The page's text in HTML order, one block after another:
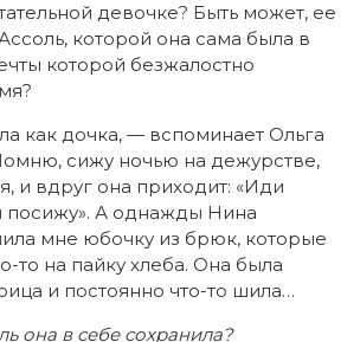
девочке? Быть может, ее
которой она сама была в
которой безжалостно
как дочка, — вспоминает Ольга
сижу ночью на дежурстве,
и вдруг она приходит: «Иди
посижу». А однажды Нина
мне юбочку из брюк, которые
то на пайку хлеба. Она была
и постоянно что-то шила…
она в себе сохранила?